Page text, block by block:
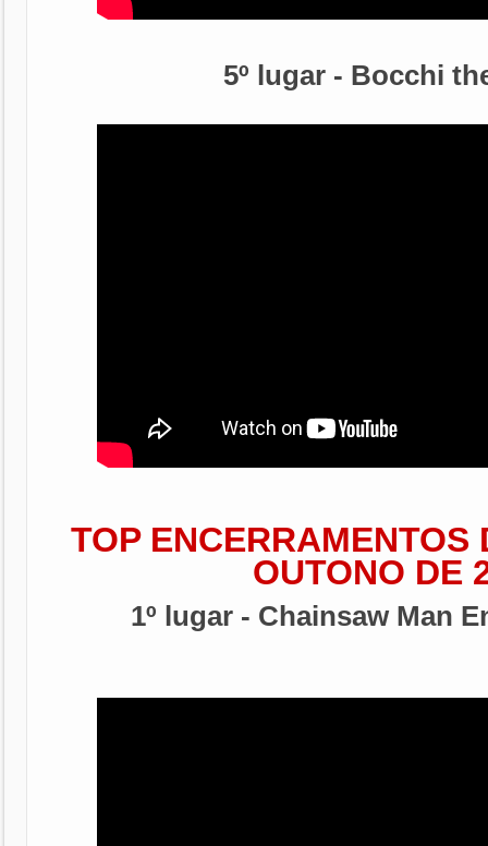
5º lugar - Bocchi
TOP ENCERRAMENTOS
OUTONO DE
1º lugar - Chainsaw Man